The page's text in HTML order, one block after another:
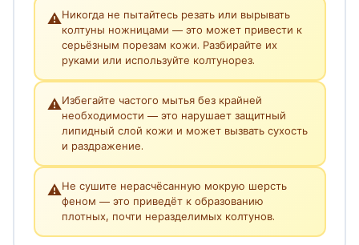
⚠️Никогда не пытайтесь резать или вырывать
колтуны ножницами — это может привести к
серьёзным порезам кожи. Разбирайте их
руками или используйте колтунорез.
⚠️Избегайте частого мытья без крайней
необходимости — это нарушает защитный
липидный слой кожи и может вызвать сухость
и раздражение.
⚠️Не сушите нерасчёсанную мокрую шерсть
феном — это приведёт к образованию
плотных, почти неразделимых колтунов.